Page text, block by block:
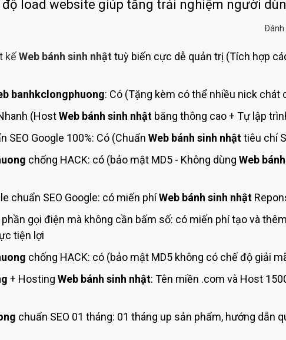
Bảng giá quản trị Website
load website giúp tăng trải nghiệm người
Ðánh
kếWeb bánh sinh nhật tuỳ biến cực dễ quản trị (Tích hợp
banhkclongphuong: Có (Tặng kèm có thể nhiều nick chát
(HostWeb bánh sinh nhật băng thông cao + Tự lập
SEO Google 100%: Có (Chuẩn Web bánh sinh nhậttiêu chí
chống HACK: có (bảo mật MD5 - Không dùng Web
chuẩn SEO Google: có miến phíWeb bánh sinh nhật
phần gọi điện mà không cần bấm số: có miến phí tạo và
tiện lợi
chống HACK: có (bảo mật MD5 không có chế độ giải
+ Hosting Web bánh sinh nhật: Tên miền .com và Host
chuẩn SEO 01 tháng: 01 tháng up sản phẩm, hướng dẫn